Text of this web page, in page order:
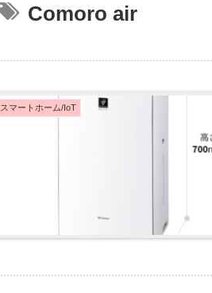
Comoro air
スマートホーム/IoT